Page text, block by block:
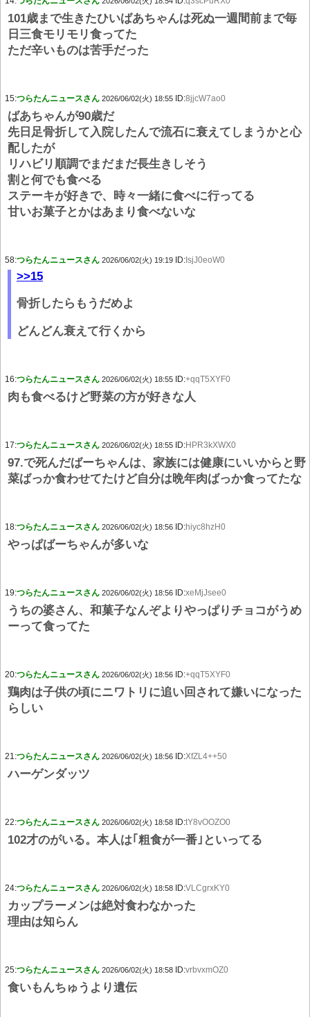
101歳まで生きたひいばあちゃんは死ぬ一週間前まで毎
日三食モリモリ食ってた
ただ辛いものは苦手だった
15:つらたんニュースさん 2026/06/02(火) 18:55 ID:8jjcW7ao0
ばあちゃんが90歳だ
先日足骨折して入院したんで流石に衰えてしまうかと心
配したが
リハビリ順調でまだまだ長生きしそう
割と何でも食べる
ステーキが好きで、時々一緒に食べに行ってる
甘いお菓子とかはあまり食べないな
58:つらたんニュースさん 2026/06/02(火) 19:19 ID: IsjJ0eoW0
>>15
骨折したらもうだめよ
どんどん衰えて行くから
16:つらたんニュースさん 2026/06/02(火) 18:55 ID:+qqT5XYF0
肉も食べるけど野菜の方が好きな人
17:つらたんニュースさん 2026/06/02(火) 18:55 ID:HPR3kXWX0
97.で死んだばーちゃんは、家族には健康にいいからと野
菜ばっか食わせてたけど自分は晩年肉ばっか食ってたな
18:つらたんニュースさん 2026/06/02(火) 18:56 ID:hiyc8hzH0
やっぱばーちゃんが多いな
19:つらたんニュースさん 2026/06/02(火) 18:56 ID:xeMjJsee0
うちの婆さん、和菓子なんぞよりやっぱりチョコがうめ
ーって食ってた
20:つらたんニュースさん 2026/06/02(火) 18:56 ID:+qqT5XYF0
鶏肉は子供の頃にニワトリに追い回されて嫌いになった
らしい
21:つらたんニュースさん 2026/06/02(火) 18:56 ID:XfZL4++50
ハーゲンダッツ
22:つらたんニュースさん 2026/06/02(火) 18:58 ID:tY8vOOZO0
102才のがいる。本人は｢粗食が一番｣といってる
24:つらたんニュースさん 2026/06/02(火) 18:58 ID:VLCgrxKY0
カップラーメンは絶対食わなかった
理由は知らん
25:つらたんニュースさん 2026/06/02(火) 18:58 ID:vrbvxmOZ0
食いもんちゅうより遺伝